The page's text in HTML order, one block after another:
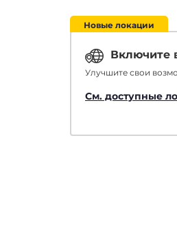
Новые локации
Включите
Улучшите свои
См. доступные